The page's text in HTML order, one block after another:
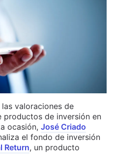
valoraciones de
de inversión en
ocasión, José Criado
el fondo de inversión
Return, un producto